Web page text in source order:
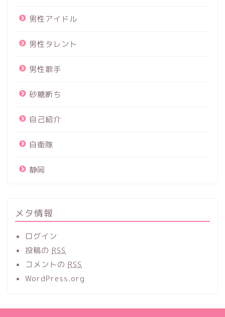
男性アイドル
男性タレント
男性歌手
砂糖断ち
自己紹介
自衛隊
静岡
メタ情報
ログイン
投稿の RSS
コメントの RSS
WordPress.org